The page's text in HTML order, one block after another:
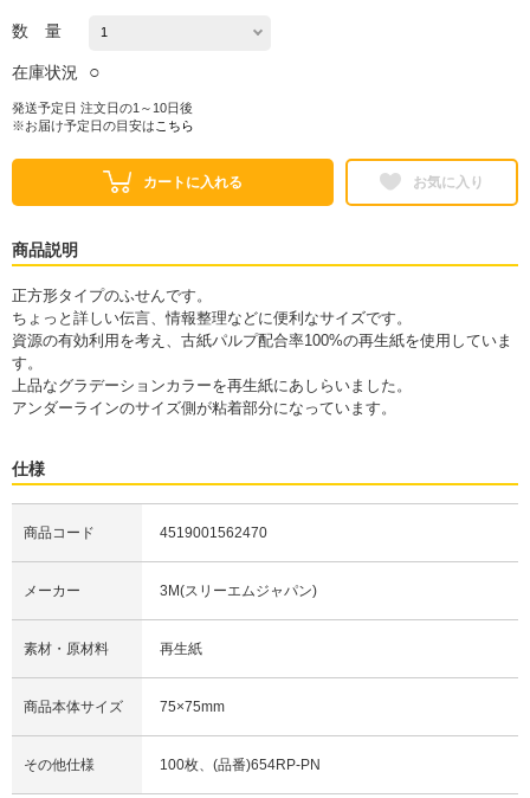
数 量
在庫状況 ○
発送予定日 注文日の1～10日後
※お届け予定日の目安は こちら
カートに入れる お気に入り
商品説明
正方形タイプのふせんです。
ちょっと詳しい伝言、情報整理などに便利なサイズです。
資源の有効利用を考え、古紙パルプ配合率100%の再生紙を使用していま
す。
上品なグラデーションカラーを再生紙にあしらいました。
アンダーラインのサイズ側が粘着部分になっています。
仕様
商品コード 4519001562470
メーカー 3M(スリーエムジャパン)
素材・原材料 再生紙
商品本体サイズ 75×75mm
その他仕様 100枚、(品番)654RP-PN